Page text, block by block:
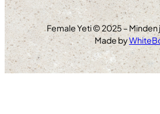
Female Yeti © 2025 –
Made by